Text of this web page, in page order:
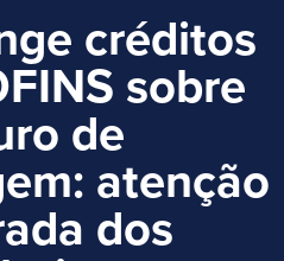
créditos
sobre
de
atenção
dos